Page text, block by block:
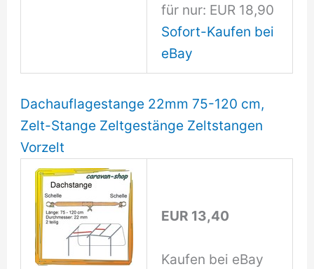
für nur: EUR 18,90
Sofort-Kaufen bei
eBay
Dachauflagestange 22mm 75-120 cm,
Zelt-Stange Zeltgestänge Zeltstangen
Vorzelt
EUR 13,40
Kaufen bei eBay